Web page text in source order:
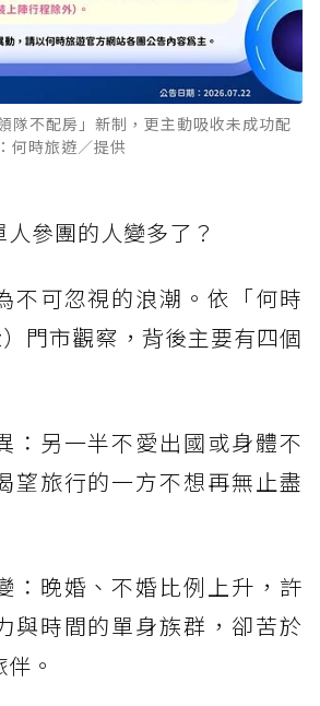
不配房」新制，更主動吸收未成功配
時旅遊／提供
參團的人變多了？
不可忽視的浪潮。依「何時
門市觀察，背後主要有四個
：另一半不愛出國或身體不
望旅行的一方不想再無止盡
：晚婚、不婚比例上升，許
與時間的單身族群，卻苦於
。